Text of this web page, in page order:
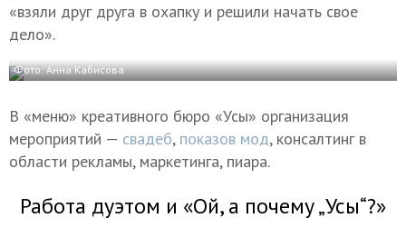
«взяли друг друга в охапку и решили начать свое
дело».
Фото: Анна Кабисова
В «меню» креативного бюро «Усы» организация
мероприятий — свадеб, показов мод, консалтинг в
области рекламы, маркетинга, пиара.
Работа дуэтом и «Ой, а почему „Усы“?»